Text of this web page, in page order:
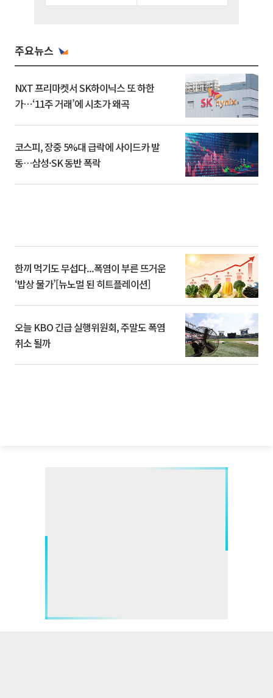
주요뉴스
NXT 프리마켓서 SK하이닉스 또 하한
가⋯‘11주 거래’에 시초가 왜곡
코스피, 장중 5%대 급락에 사이드카 발
동…삼성·SK 동반 폭락
한끼 먹기도 무섭다...폭염이 부른 뜨거운
‘밥상 물가’[뉴노멀 된 히트플레이션]
오늘 KBO 긴급 실행위원회, 주말도 폭염
취소 될까